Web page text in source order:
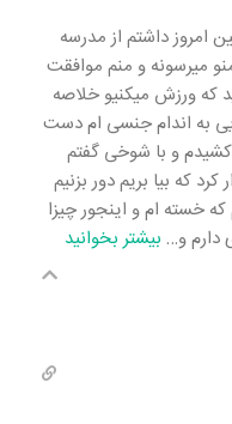
که همین امروز داشتم از مدرسه
میرسونه و منم موافقت
که ورزش میکنیو خلاصه
به اندام جنسی ام دست
و با شوخی گفتم
که بیا بریم دور بزنیم
خسته ام و اینجور چیزا
دارم و… بیشتر بخوانید